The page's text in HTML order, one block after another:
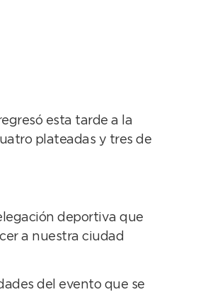
esta tarde a la
plateadas y tres de
deportiva que
a nuestra ciudad
del evento que se